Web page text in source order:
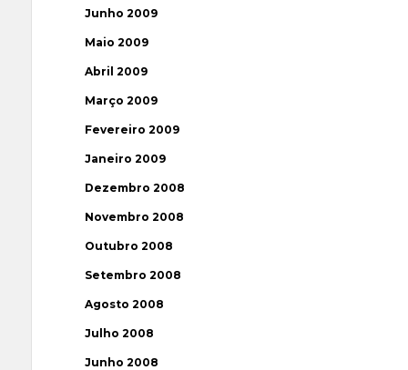
Junho 2009
Maio 2009
Abril 2009
Março 2009
Fevereiro 2009
Janeiro 2009
Dezembro 2008
Novembro 2008
Outubro 2008
Setembro 2008
Agosto 2008
Julho 2008
Junho 2008